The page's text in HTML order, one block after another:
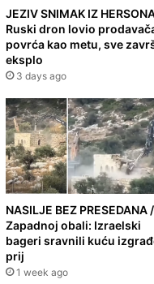
JEZIV SNIMAK IZ
Ruski dron lovio
povrća kao metu, sve
eksplo
3 days ago
NASILJE BEZ PRESEDANA
Zapadnoj obali: Izraelski
bageri sravnili kuću
prij
1 week ago